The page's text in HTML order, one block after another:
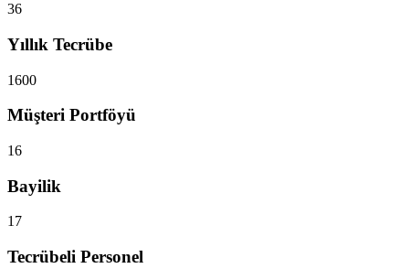
36
Yıllık Tecrübe
1600
Müşteri Portföyü
16
Bayilik
17
Tecrübeli Personel